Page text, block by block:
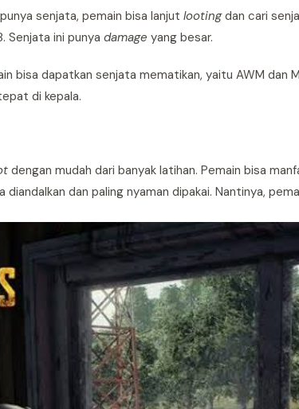
senjata, pemain bisa lanjut lootingdan cari
Senjata ini punya damage yang besar.
bisa dapatkan senjata mematikan, yaitu AWM dan
di kepala.
dengan mudah dari banyak latihan. Pemain bisa
dan paling nyaman dipakai. Nantinya,